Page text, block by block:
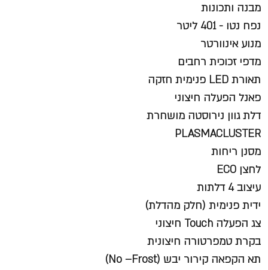
מבנה ותכונות
נפח נטו - 401 ליטר
מנוע אינוורטר
מדפי זכוכית רחבים
תאורת LED פנימית חזקה
פאנל הפעלה חיצוני
דלת גוון נירוסטה מושחרת
PLASMACLUSTER
מסנן ריחות
לחצן ECO
עיצוב 4 דלתות
ידית פנימית (חלק מהדלת)
צג הפעלה Touch חיצוני
בקרת טמפרטורה חיצונית
תא הקפאה קירור יבש (No –Frost)